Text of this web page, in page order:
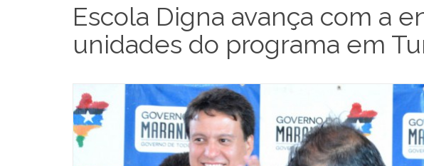
Escola Digna avança com a
unidades do programa em